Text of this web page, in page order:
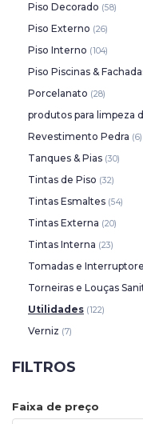
Piso Decorado (58)
Piso Externo (26)
Piso Interno (104)
Piso Piscinas &
Porcelanato (28)
produtos para limpeza
Revestimento Pedra (6)
Tanques & Pias (30)
Tintas de Piso (32)
Tintas Esmaltes (54)
Tintas Externa (20)
Tintas Interna (23)
Tomadas e
Torneiras e Louças
Utilidades (122)
Verniz (7)
FILTROS
Faixa de preço